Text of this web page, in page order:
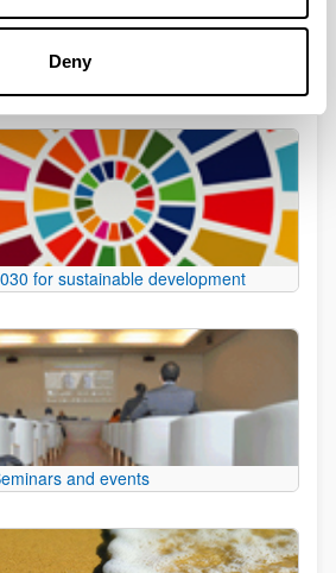
Deny
Cooperation
for sustainable development
and events